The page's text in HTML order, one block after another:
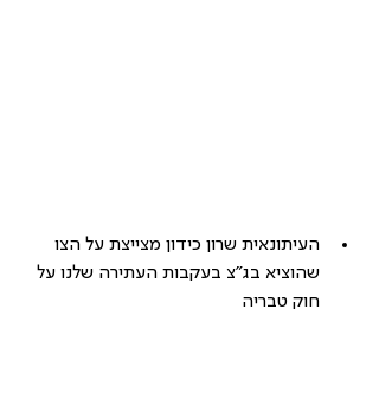
העיתונאית שרון כידון מצייצת על הצו
שהוציא בג"צ בעקבות העתירה שלנו על
חוק טבריה